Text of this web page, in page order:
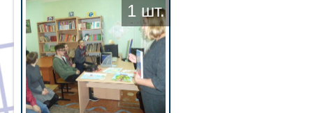
1 шт.